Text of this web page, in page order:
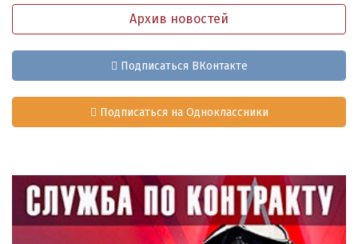
Архив новостей
Подписаться ВКонтакте
Подписаться на Одноклассники